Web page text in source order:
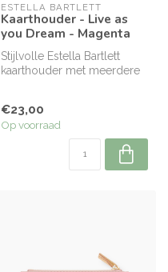
ESTELLA BARTLETT
Kaarthouder - Live as
you Dream - Magenta
Stijlvolle Estella Bartlett
kaarthouder met meerdere
€23,00
Op voorraad